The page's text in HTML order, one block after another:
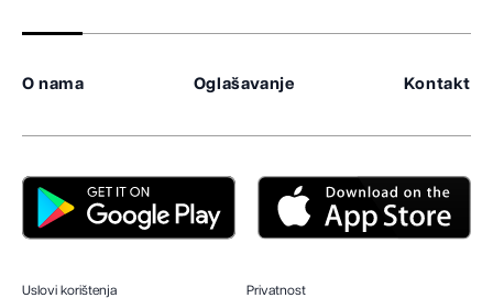
O nama Oglašavanje Kontakt
Uslovi korištenja Privatnost